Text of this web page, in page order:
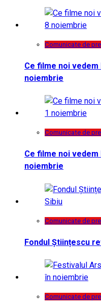
Comunicate de
Ce filme noi vedem
noiembrie
Comunicate de
Ce filme noi vedem
noiembrie
Comunicate de
Fondul Științescu
Comunicate de